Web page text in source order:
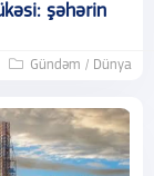
şəhərin
Gündəm / Dünya